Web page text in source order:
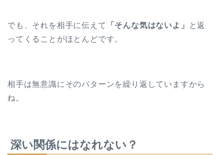
でも、それを相手に伝えて 「そんな気はないよ」
と返
ってくることがほとんどです。
相手は無意識にそのパターンを繰り返していますから
ね。
深い関係にはなれない？